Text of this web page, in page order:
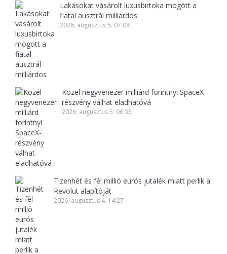
Lakásokat vásárolt luxusbirtoka mögött a
fiatal ausztrál milliárdos
2026. augusztus 5. 07:08
Közel negyvenezer milliárd forintnyi SpaceX-
részvény válhat eladhatóvá
2026. augusztus 5. 06:35
Tizenhét és fél millió eurós jutalék miatt perlik a
Revolut alapítóját
2026. augusztus 4. 14:27